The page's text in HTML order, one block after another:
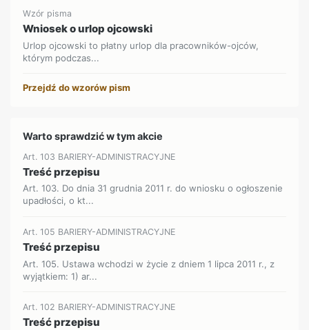
Wzór pisma
Wniosek o urlop ojcowski
Urlop ojcowski to płatny urlop dla pracowników-ojców,
którym podczas...
Przejdź do wzorów pism
Warto sprawdzić w tym akcie
Art. 103 BARIERY-ADMINISTRACYJNE
Treść przepisu
Art. 103. Do dnia 31 grudnia 2011 r. do wniosku o ogłoszenie
upadłości, o kt...
Art. 105 BARIERY-ADMINISTRACYJNE
Treść przepisu
Art. 105. Ustawa wchodzi w życie z dniem 1 lipca 2011 r., z
wyjątkiem: 1) ar...
Art. 102 BARIERY-ADMINISTRACYJNE
Treść przepisu